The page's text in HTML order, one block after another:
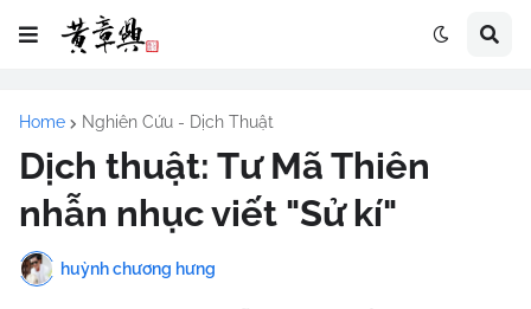
Home Nghiên Cứu - Dịch Thuật
Dịch thuật: Tư Mã Thiên
nhẫn nhục viết "Sử kí"
huỳnh chương hưng